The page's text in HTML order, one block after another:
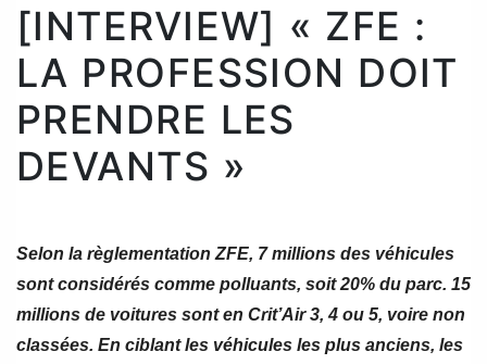
[INTERVIEW] « ZFE :
LA PROFESSION DOIT
PRENDRE LES
DEVANTS »
Selon la règlementation ZFE, 7 millions des véhicules
sont considérés comme polluants, soit 20% du parc. 15
millions de voitures sont en Crit’Air 3, 4 ou 5, voire non
classées. En ciblant les véhicules les plus anciens, les